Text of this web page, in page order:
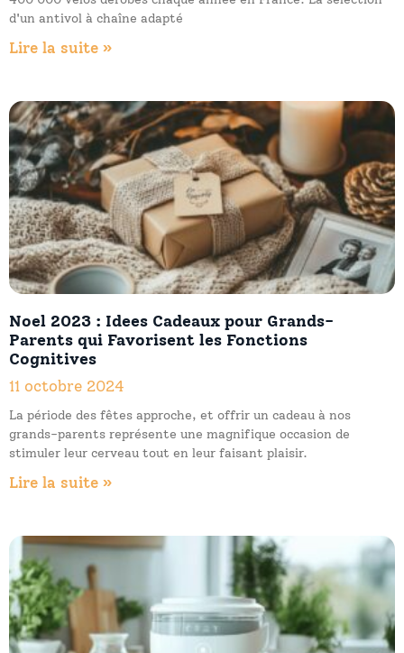
d'un antivol à chaîne adapté
Lire la suite »
Noel 2023 : Idees Cadeaux pour Grands-
Parents qui Favorisent les Fonctions
Cognitives
11 octobre 2024
La période des fêtes approche, et offrir un cadeau à nos
grands-parents représente une magnifique occasion de
stimuler leur cerveau tout en leur faisant plaisir.
Lire la suite »